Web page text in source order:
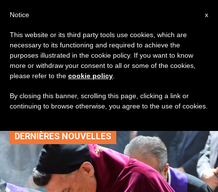
TAG
Posts Tagged ‘اجتماع
شهري’
DERNIÈRES NOUVELLES
x
Notice
This website or its third party tools use cookies, which are
necessary to its functioning and required to achieve the
purposes illustrated in the cookie policy. If you want to know
more or withdraw your consent to all or some of the cookies,
please refer to the cookie policy
By closing this banner, scrolling this page, clicking a link or
continuing to browse otherwise, you agree to the use of cookies.